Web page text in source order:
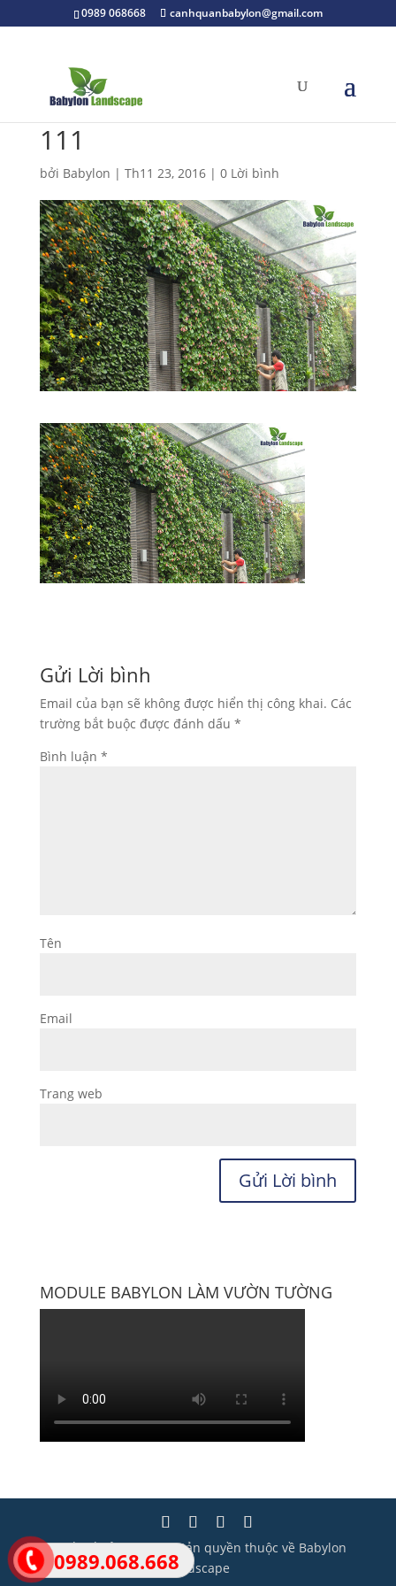
0989.068.668
0989 068668 canhquanbabylon@gmail.com
111
bởi Babylon | Th11 23, 2016| 0 Lời bình
Gửi Lời bình
Email của bạn sẽ không được hiển thị công khai. Các
trường bắt buộc được đánh dấu *
Bình luận *
Tên
Email
Trang web
MODULE BABYLON LÀM VƯỜN TƯỜNG
Thiết kế bởi Wisera | Bản quyền thuộc về Babylon
Landscape